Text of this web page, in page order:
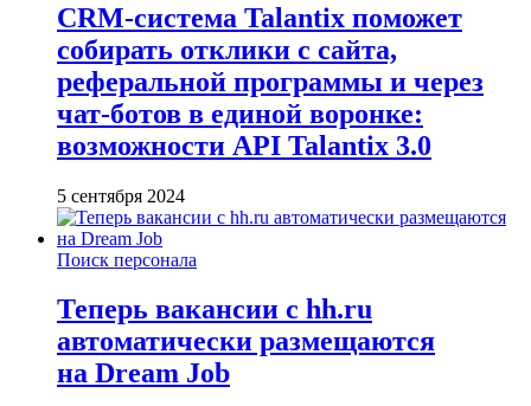
CRM-система Talantix поможет
собирать отклики с сайта,
реферальной программы и через
чат-ботов в единой воронке:
возможности API Talantix 3.0
5 сентября 2024
Поиск персонала
Теперь вакансии с hh.ru
автоматически размещаются
на Dream Job